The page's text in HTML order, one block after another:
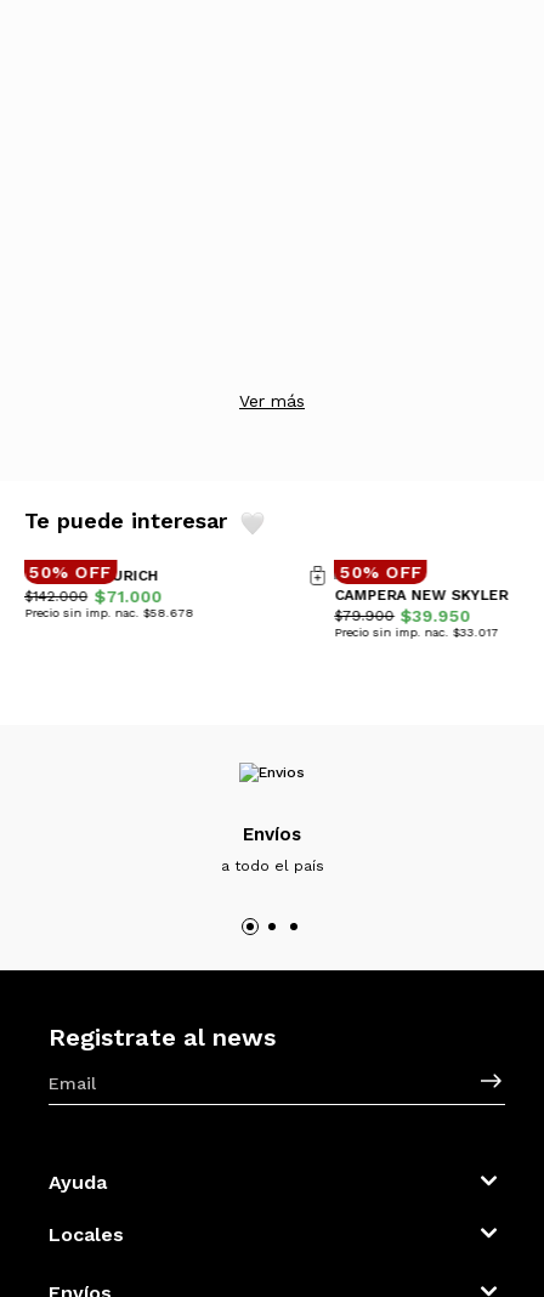
Ver más
Te puede interesar
50% OFF
CAMPERA ZURICH
$142.000 $71.000
Precio sin imp. nac. $58.678
50% OFF
CAMPERA NEW SKYLER
$79.900 $39.950
Precio sin imp. nac. $33.017
Envíos
a todo el país
Registrate al news
Ayuda
Locales